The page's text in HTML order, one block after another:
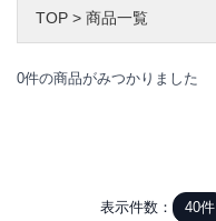
TOP > 商品一覧
0件の商品がみつかりました
表示件数： 40件